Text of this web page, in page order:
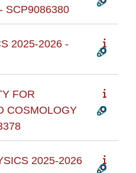
SCP9086380
2025-2026 -
FOR
COSMOLOGY
2025-2026